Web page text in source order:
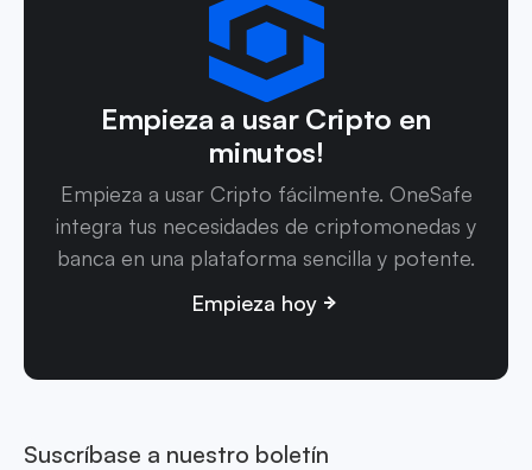
Empieza a usar Cripto en
minutos!
Empieza a usar Cripto fácilmente. OneSafe
integra tus necesidades de criptomonedas y
banca en una plataforma sencilla y potente.
Empieza hoy
Suscríbase a nuestro boletín